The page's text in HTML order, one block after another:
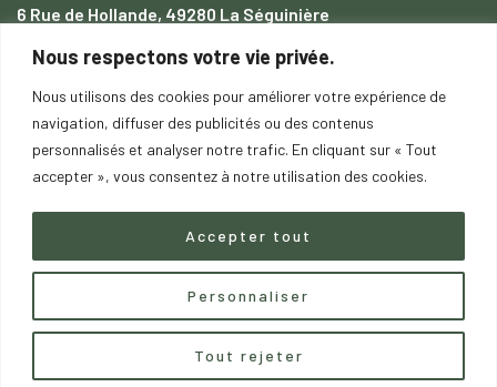
Nous respectons votre vie privée.
Nous utilisons des cookies pour améliorer votre expérience de
navigation, diffuser des publicités ou des contenus
personnalisés et analyser notre trafic. En cliquant sur « Tout
accepter », vous consentez à notre utilisation des cookies.
Personnaliser
Tout rejeter
Accepter tout
6 Rue de Hollande, 49280 La Séguinière
+33 (0)7 62 28 54 94
tentetoit@gmail.com
Lundiau samedi : 9h00-18h00
SUR RENDEZ-VOUS
Copyright © 2023saDesign.fr– Tous droits réservés –
Contactez nous
O